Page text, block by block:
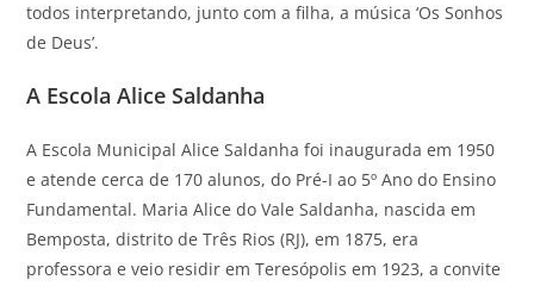
todos interpretando, junto com a filha, a música ‘Os Sonhos
de Deus’.
A Escola Alice Saldanha
A Escola Municipal Alice Saldanha foi inaugurada em 1950
e atende cerca de 170 alunos, do Pré-I ao 5º Ano do Ensino
Fundamental. Maria Alice do Vale Saldanha, nascida em
Bemposta, distrito de Três Rios (RJ), em 1875, era
professora e veio residir em Teresópolis em 1923, a convite